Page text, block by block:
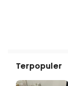
Terpopuler